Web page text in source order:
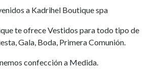
a Kadrihel Boutique spa
te ofrece Vestidos para todo tipo de
Gala, Boda, Primera Comunión.
confección a Medida.